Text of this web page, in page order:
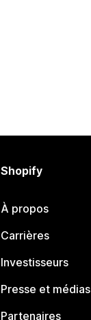
Shopify
À propos
Carrières
Investisseurs
Presse et médias
Partenaires